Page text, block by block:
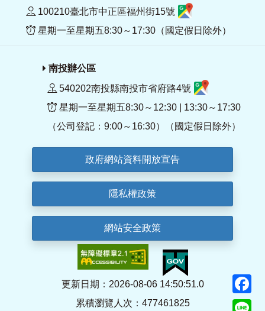
100210臺北市中正區福州街15號
星期一至星期五8:30～17:30（國定假日除外）
南投辦公區
540202南投縣南投市省府路4號
星期一至星期五8:30～12:30 | 13:30～17:30
（公司登記：9:00～16:30）（國定假日除外）
政府網站資料開放宣告
隱私權政策
網站安全政策
更新日期：2026-08-06 14:50:51.0
累積瀏覽人次：477461825